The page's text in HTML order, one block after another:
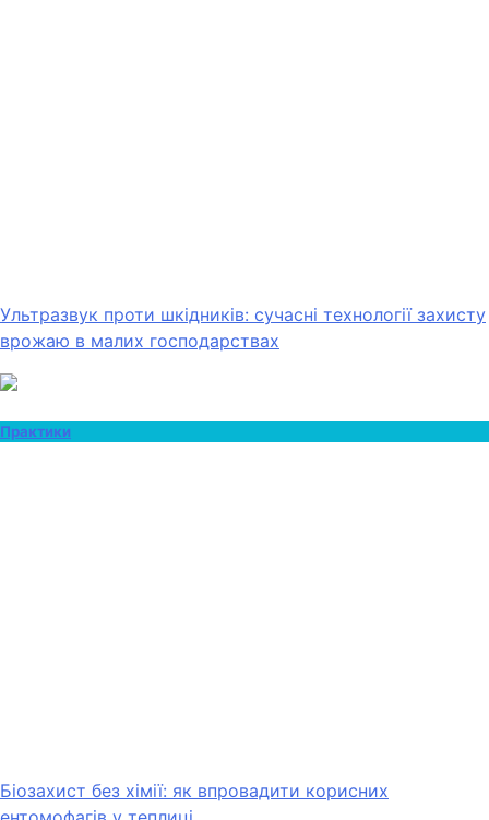
Ультразвук проти шкідників: сучасні технології захисту
врожаю в малих господарствах
Практики
Біозахист без хімії: як впровадити корисних